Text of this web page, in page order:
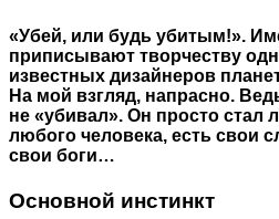
«Убей, или будь убитым!».
приписывают творчеству
известных дизайнеров
На мой взгляд, напрасно.
не «убивал». Он просто стал
любого человека, есть свои
свои боги…
Основной инстинкт